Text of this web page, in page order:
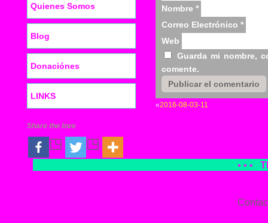
Nombre *
Correo Electrónico *
Web
Guarda mi nombre,
comente.
«2016-08-03-11
Quienes Somos
Blog
Donaciónes
LINKS
Share the love
• • •